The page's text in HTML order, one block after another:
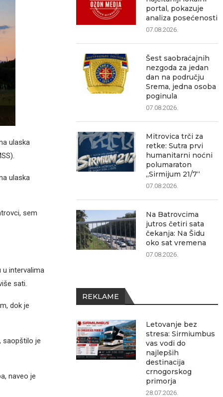
ulaska
ulaska
sem
u intervalima
sati.
dok je
saopštilo je
naveo je
portal, pokazuje
analiza posećenosti
07.08.2026.
Šest saobraćajnih
nezgoda za jedan
dan na području
Srema, jedna osoba
poginula
07.08.2026.
Mitrovica trči za
retke: Sutra prvi
humanitarni noćni
polumaraton
„Sirmijum 21/7“
07.08.2026.
Na Batrovcima
jutros četiri sata
čekanja: Na Šidu
oko sat vremena
07.08.2026.
REKLAME
Letovanje bez
stresa: Sirmiumbus
vas vodi do
najlepših
destinacija
crnogorskog
primorja
28.07.2026.